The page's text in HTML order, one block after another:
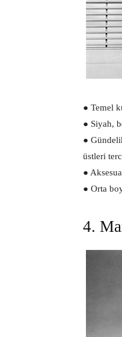
● Temel
● Siyah,
●
üstleri
●
● Orta
4.